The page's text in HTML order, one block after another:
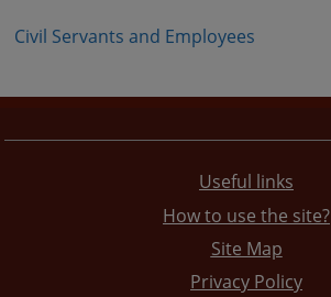
Civil Servants and Employees
Useful links
How to use the site?
Site Map
Privacy Policy